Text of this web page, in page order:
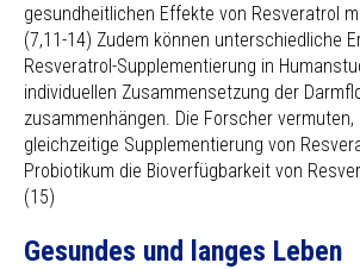
gesundheitlichen Effekte von Resveratrol
(7,11-14) Zudem können unterschiedliche
Resveratrol-Supplementierung in
individuellen Zusammensetzung der
zusammenhängen. Die Forscher vermuten,
gleichzeitige Supplementierung von
Probiotikum die Bioverfügbarkeit von
(15)
Gesundes und langes Leben